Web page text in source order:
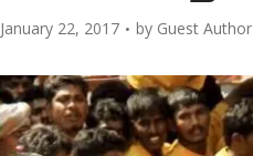
January 22, 2017 by Guest Author